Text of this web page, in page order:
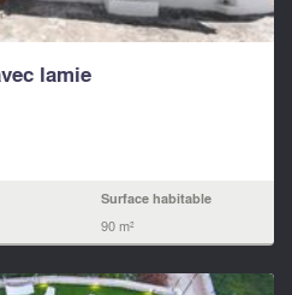
lamie
Surface habitable
90 m²